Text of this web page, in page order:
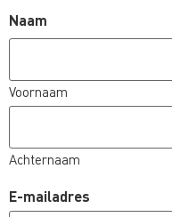
Naam
Voornaam
Achternaam
E-mailadres